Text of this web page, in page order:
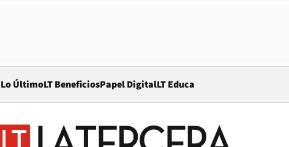
Lo ÚltimoLT BeneficiosPapel DigitalOpens in new window
LT Educa